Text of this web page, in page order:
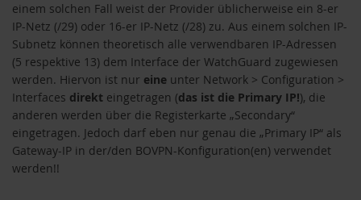
einem solchen Fall weist der Provider üblicherweise ein 8-er
IP-Netz (/29) oder 16-er IP-Netz (/28) zu. Aus einem solchen IP-
Subnetz können theoretisch alle verwendbaren IP-Adressen
(5 respektive 13) dem Interface der WatchGuard zugewiesen
werden. Hiervon ist nur eine unter Network > Configuration >
Interfaces direkt eingetragen (das ist die Primary IP!), die
anderen werden über die Registerkarte „Secondary“
eingetragen. Jedoch darf eben nur genau die „Primary IP“ als
Gateway-IP in der/den BOVPN-Konfiguration(en) verwendet
werden!!